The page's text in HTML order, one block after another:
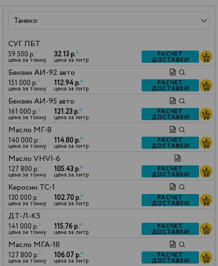
СУГ ПБТ
59 500 р.*
цена за тонну
32.13 р.*
цена за литр
РАСЧЕТ
ДОСТАВКИ
Бензин АИ-92 авто
151 000 р.*
цена за тонну
112.94 р.*
цена за литр
РАСЧЕТ
ДОСТАВКИ
Бензин АИ-95 авто
161 000 р.*
цена за тонну
121.23 р.*
цена за литр
РАСЧЕТ
ДОСТАВКИ
Масло МГ-8
140 000 р.*
цена за тонну
114.80 р.*
цена за литр
РАСЧЕТ
ДОСТАВКИ
Масло VHVI-6
127 800 р.*
цена за тонну
105.43 р.*
цена за литр
РАСЧЕТ
ДОСТАВКИ
Керосин ТС-1
130 000 р.*
цена за тонну
102.70 р.*
цена за литр
РАСЧЕТ
ДОСТАВКИ
ДТ-Л-К5
141 000 р.*
цена за тонну
115.76 р.*
цена за литр
РАСЧЕТ
ДОСТАВКИ
Масло МГА-18
127 800 р.*
цена за тонну
106.07 р.*
цена за литр
РАСЧЕТ
ДОСТАВКИ